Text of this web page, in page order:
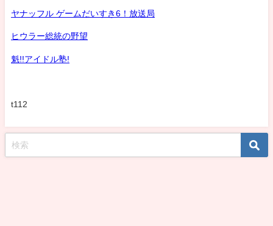
ヤナッフル ゲームだいすき6！放送局
ヒウラー総統の野望
魁!!アイドル塾!
t112